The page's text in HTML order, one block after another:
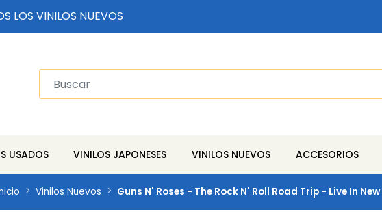
LOS VINILOS NUEVOS
USADOS VINILOS JAPONESES VINILOS NUEVOS ACCESORIOS
Vinilos Nuevos Guns N' Roses - The Rock N' Roll Road Trip - Live In New